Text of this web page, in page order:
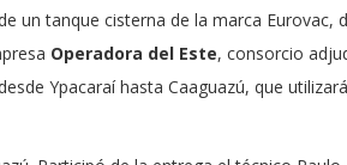
un tanque cisterna de la marca Eurovac,
Operadora del Este, consorcio
Ypacaraí hasta Caaguazú, que